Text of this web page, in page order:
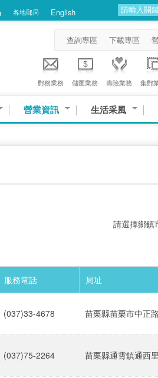
各地郵局 English
查詢專區 下載專區
郵務業務 儲匯業務 壽險業務 集郵
營業資訊 生活采風
請選擇鄉鎮
服務電話 局址
(037)33-4678 苗栗縣苗栗市中正
(037)75-2264 苗栗縣通霄鎮通西